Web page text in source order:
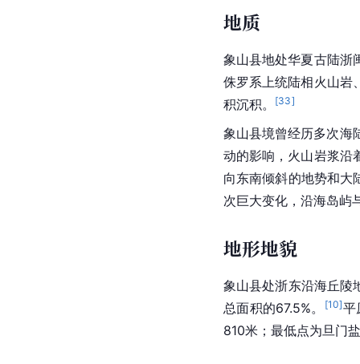
地质
象山县地处华夏古陆浙
侏罗系上统陆相火山岩
积沉积。
[33]
象山县境曾经历多次海
动的影响，火山岩浆沿
向东南倾斜的地势和大
次巨大变化，沿海岛屿
地形地貌
象山县处浙东沿海丘陵
总面积的67.5%。
[10]平
810米；最低点为旦门